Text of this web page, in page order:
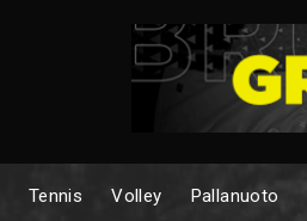
Tennis Volley Pallanuoto